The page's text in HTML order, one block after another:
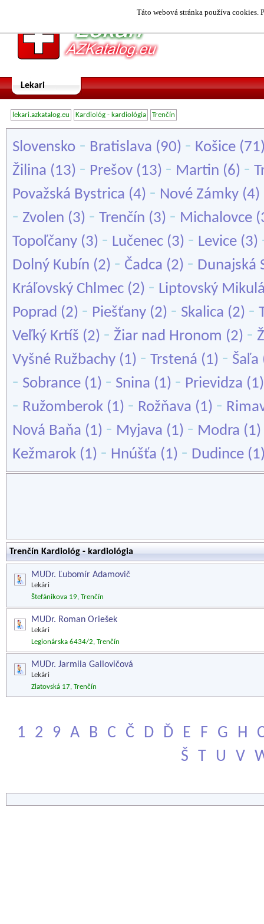
Táto webová stránka používa cookies.
Lekari
lekari.azkatalog.eu Kardiológ - kardiológia Trenčín
Slovensko - Bratislava (90) - Košice
Žilina (13) - Prešov (13) - Martin (6) -
Považská Bystrica (4) - Nové Zámky (4)
- Zvolen (3) - Trenčín (3) - Michalovce
Topoľčany (3) - Lučenec (3) - Levice (3)
Dolný Kubín (2) - Čadca (2) - Dunajská
Kráľovský Chlmec (2) - Liptovský
Poprad (2) - Piešťany (2) - Skalica (2) -
Veľký Krtíš (2) - Žiar nad Hronom (2) -
Vyšné Ružbachy (1) - Trstená (1) - Šaľa
- Sobrance (1) - Snina (1) - Prievidza
- Ružomberok (1) - Rožňava (1) -
Nová Baňa (1) - Myjava (1) - Modra (1)
Kežmarok (1) - Hnúšťa (1) - Dudince
Trenčín Kardiológ - kardiológia
MUDr. Ľubomír Adamovič
Lekári
Štefánikova 19, Trenčín
MUDr. Roman Oriešek
Lekári
Legionárska 6434/2, Trenčín
MUDr. Jarmila Gallovičová
Lekári
Zlatovská 17, Trenčín
1 2 9 A B C Č D Ď E F G H
Š
T U V